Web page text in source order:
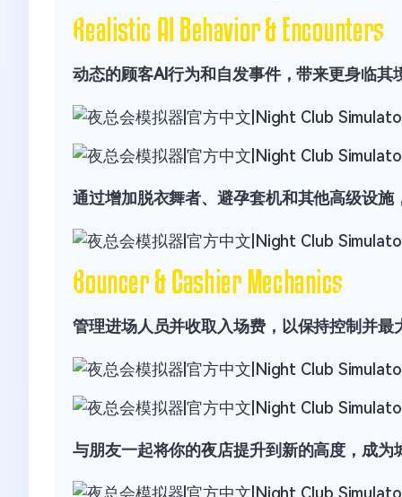
动态的顾客AI行为和自发事件，带来更身临其
通过增加脱衣舞者、避孕套机和其他高级设
管理进场人员并收取入场费，以保持控制并最
与朋友一起将你的夜店提升到新的高度，成为